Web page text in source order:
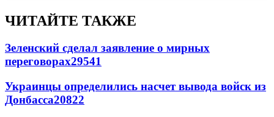
ЧИТАЙТЕ ТАКЖЕ
Зеленский сделал заявление о мирных
переговорах29541
Украинцы определились насчет вывода войск из
Донбасса20822